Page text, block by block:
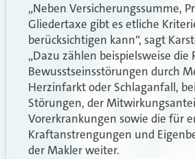
„Neben Versicherungssumme,
Gliedertaxe gibt es etliche
berücksichtigen kann“, sagt
„Dazu zählen beispielsweise die
Bewusstseinsstörungen durch
Herzinfarkt oder Schlaganfall,
Störungen, der
Vorerkrankungen sowie die für
Kraftanstrengungen und
der Makler weiter.